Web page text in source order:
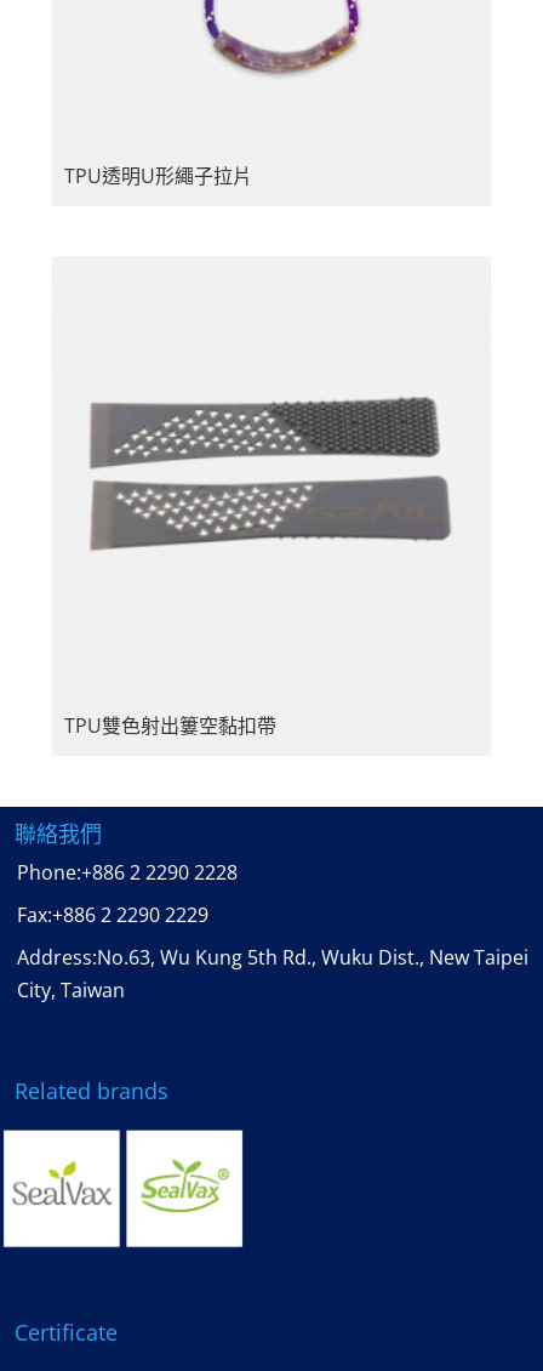
TPU透明U形繩子拉片
TPU雙色射出簍空黏扣帶
聯絡我們
Phone:+886 2 2290 2228
Fax:+886 2 2290 2229
Address:No.63, Wu Kung 5th Rd., Wuku Dist., New Taipei
City, Taiwan
Related brands
Certificate